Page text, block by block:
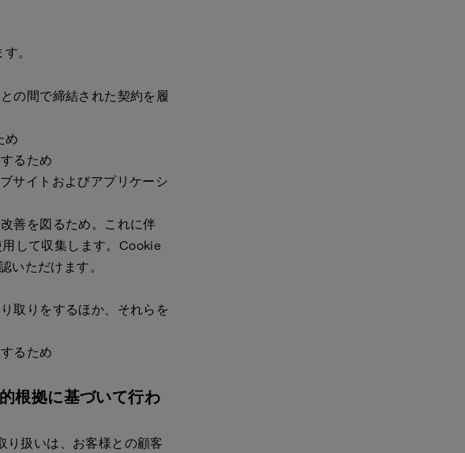
。
の間で締結された契約を履
め
るため
サイトおよびアプリケーシ
善を図るため。これに伴
して収集します。Cookie
いただけます。
取りをするほか、それらを
るため
根拠に基づいて行わ
り扱いは、お客様との顧客